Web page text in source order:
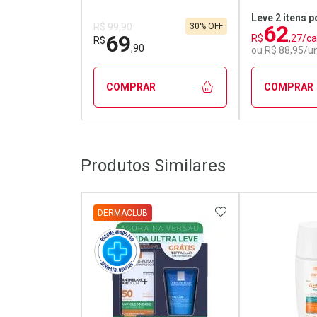
R$ 99,90
R$69,90
30% OFF
COMPRAR
Dermaclub
Por Menos
Leve 2 itens
R$62,27/
ou R$ 88,95/
COMPRAR
Produtos Similares
DERMACLUB ADICIONAR AOS